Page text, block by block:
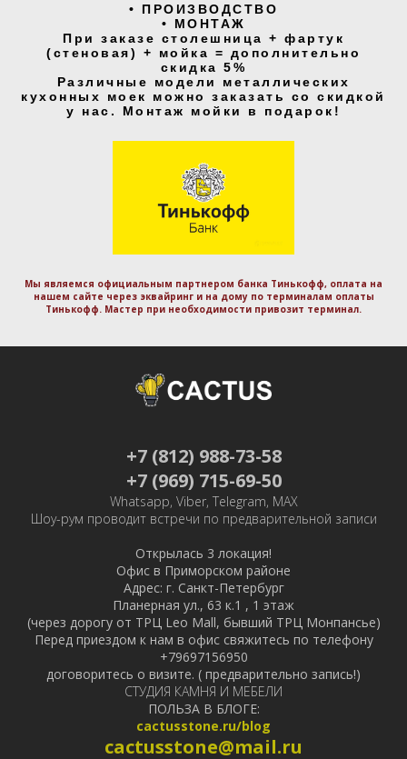
• ПРОИЗВОДСТВО
• МОНТАЖ
При заказе столешница + фартук
(стеновая) + мойка = дополнительно
скидка 5%
Различные модели металлических
кухонных моек можно заказать со скидкой
у нас. Монтаж мойки в подарок!
Мы являемся официальным партнером банка Тинькофф, оплата на
нашем сайте через эквайринг и на дому по терминалам оплаты
Тинькофф. Маcтер при необходимости привозит терминал.
+7 (812) 988-73-58
+7 (969) 715-69-50
Whatsapp, Viber, Telegram, MAX
Шоу-рум проводит встречи по предварительной записи
Открылась 3 локация!
Офис в Приморском районе
Адрес: г. Санкт-Петербург
Планерная ул., 63 к.1 , 1 этаж
(через дорогу от ТРЦ Leo Mall, бывший ТРЦ Монпансье)
Перед приездом к нам в офис свяжитесь по телефону
+79697156950
договоритесь о визите. ( предварительно запись!)
СТУДИЯ КАМНЯ И МЕБЕЛИ
ПОЛЬЗА В БЛОГЕ:
cactusstone.ru/blog
cactusstone@mail.ru